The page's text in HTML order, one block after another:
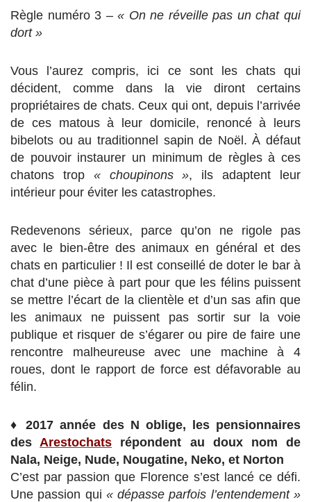
Règle numéro 3 –« On ne réveille pas un chat qui
dort »
Vous l’aurez compris, ici ce sont les chats qui
décident, comme dans la vie diront certains
propriétaires de chats. Ceux qui ont, depuis l’arrivée
de ces matous à leur domicile, renoncé à leurs
bibelots ou au traditionnel sapin de Noël. À défaut
de pouvoir instaurer un minimum de règles à ces
chatons trop « choupinons », ils adaptent leur
intérieur pour éviter les catastrophes.
Redevenons sérieux, parce qu’on ne rigole pas
avec le bien-être des animaux en général et des
chats en particulier ! Il est conseillé de doter le bar à
chat d’une pièce à part pour que les félins puissent
se mettre l’écart de la clientèle et d’un sas afin que
les animaux ne puissent pas sortir sur la voie
publique et risquer de s’égarer ou pire de faire une
rencontre malheureuse avec une machine à 4
roues, dont le rapport de force est défavorable au
félin.
♦
2017 année des N oblige, les pensionnaires
des Arestochats répondent au doux nom de
Nala, Neige, Nude, Nougatine, Neko, et Norton
C’est par passion que Florence s’est lancé ce défi.
Une passion qui « dépasse parfois l’entendement »